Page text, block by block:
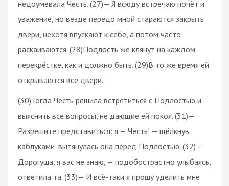
недоумевала Честь. (27)— Я всюду встречаю почёт и
уважение, но везде передо мной стараются закрыть
двери, нехотя впускают к себе, а потом часто
раскаиваются. (28)Подлость же клянут на каждом
перекрёстке, как и должно быть. (29)В то же время ей
открываются все двери.
(30)Тогда Честь решила встретиться с Подлостью и
выяснить все вопросы, не дающие ей покоя. (31)—
Разрешите представиться: я — Честь! — щёлкнув
каблуками, вытянулась она перед Подлостью. (32)—
Дорогуша, я вас не знаю, — подобострастно улыбаясь,
ответила та. (33)— И всё-таки я прошу уделить мне